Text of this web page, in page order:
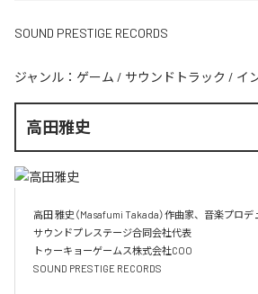
SOUND PRESTIGE RECORDS
ジャンル： ゲーム / サウンドトラック / イ
高田雅史
高田 雅史（Masafumi Takada）作曲家、音楽プロデ
サウンドプレステージ合同会社代表
トゥーキョーゲームス株式会社COO
SOUND PRESTIGE RECORDS